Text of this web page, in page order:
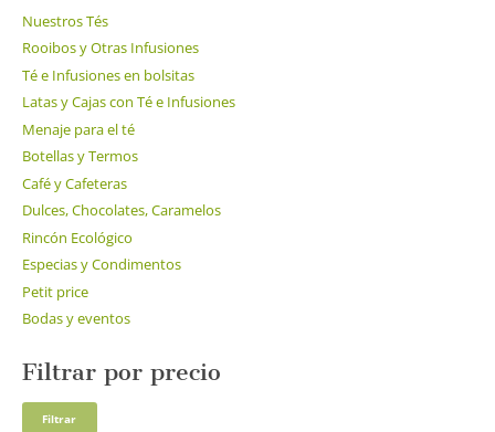
Nuestros Tés
Rooibos y Otras Infusiones
Té e Infusiones en bolsitas
Latas y Cajas con Té e Infusiones
Menaje para el té
Botellas y Termos
Café y Cafeteras
Dulces, Chocolates, Caramelos
Rincón Ecológico
Especias y Condimentos
Petit price
Bodas y eventos
Filtrar por precio
Filtrar